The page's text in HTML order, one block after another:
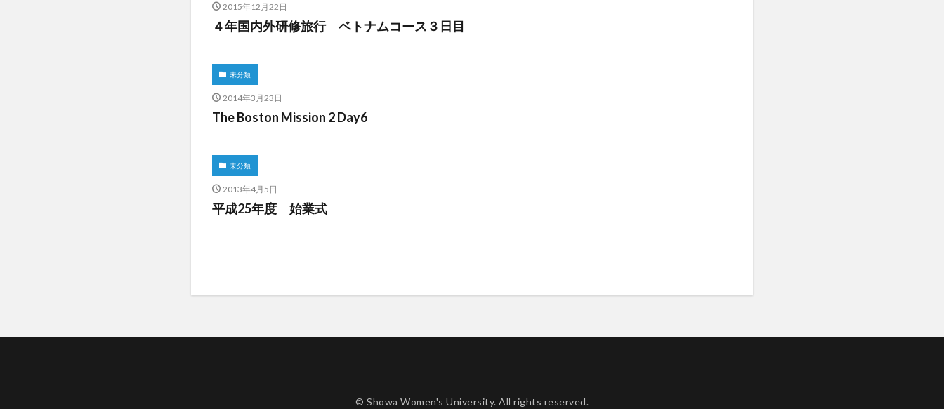
2015年12月22日
４年国内外研修旅行 ベトナムコース３日目
未分類
2014年3月23日
The Boston Mission 2 Day6
未分類
2013年4月5日
平成25年度 始業式
© Showa Women's University. All rights reserved.